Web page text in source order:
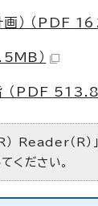
画） （PDF
）
（PDF
Reader（R）
ください。